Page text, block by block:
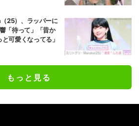
25）、ラッパーに
「待って」「昔か
可愛くなってる」
もっと見る